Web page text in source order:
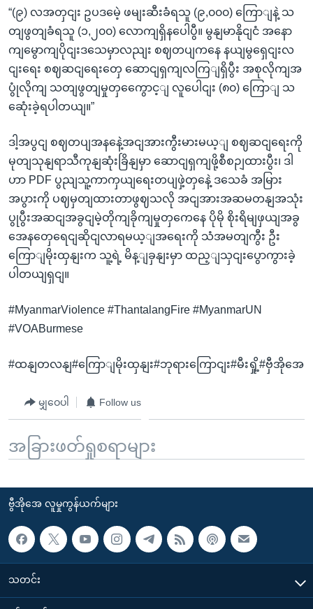
“(၉) လအတှငျး ဥပဒမေဲ့ ဖမျးဆီးခံရသူ (၉,၀၀၀) ကြောျနဲ့ သ
တျဖွတျခံရသူ (၁,၂၀၀) လောကျရှိနပေါပွီ။ မွနျမာနိုငျငံ အနော
ကျမွောကျပိုငျးဒသေမှာလညျး စဈတပျကနေ နယျမွရှေငျးလ
ငျးရေး စဈဆငျရေးတှေ ဆောငျရှကျလကြျရှိပွီး အစုလိုကျအ
ပွုံလိုကျ သတျဖွတျမှုတှကွေောင့ျ လူပေါငျး (၈၀) ကြောျ သ
ဆေုံးခဲ့ရပါတယျ။”
ဒါ့အပွငျ စဈတပျအနနေဲ့အငျအားကွီးမားမယ့ျ စဈဆငျရေးကို
မုတျသုနျရာသီကုနျဆုံးခြိနျမှာ ဆောငျရှကျဖို့စီစဉျထားပွီး၊ ဒါ
ဟာ PDF ပွညျသူ့ကာကှယျရေးတပျဖှဲ့တှနေဲ့ ဒသေခံ အမြား
အပွားကို ပဈမှတျထားတာဖွဈသလို အငျအားအဆမတနျအသုံး
ပွုပွီးအဆငျအခွငျမဲ့တိုကျခိုကျမှုတှကေနေ ပိုမို စိုးရိမျဖှယျအခွ
အေနတှေရေငျဆိုငျလာရမယ့ျအရေးကို သံအမတျကွီး ဦး
ကြောျမိုးထှနျးက သူ့ရဲ့ မိန့ျခှနျးမှာ ထည့ျသှငျးပွောကွားခဲ့
ပါတယျရှငျ။
#MyanmarViolence #ThantalangFire #MyanmarUN
#VOABurmese
#ထနျတလနျ#ကြောျမိုးထှနျး#ဘုရားကြောငျး#မီးရှို့#ဗှီအိုအေ
မျှဝေပါ Follow us
အခြားဖတ်ရှုစရာများ
ဗွီအိုအေ လူမှုကွန်ယက်များ
သတင်း